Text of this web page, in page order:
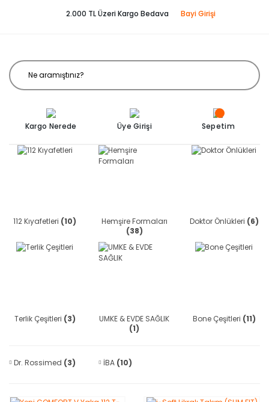
2.000 TL Üzeri Kargo Bedava Bayi Girişi
Kargo Nerede Üye Girişi Sepetim
112 Kıyafetleri (10)
Hemşire Formaları
(38)
Doktor Önlükleri (6)
Terlik Çeşitleri (3)
UMKE & EVDE SAĞLIK
(1)
Bone Çeşitleri (11)
Dr. Rossimed (3) İBA (10)